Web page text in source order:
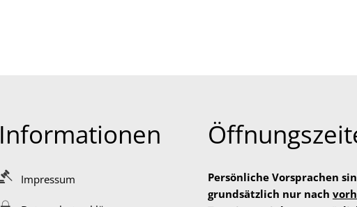
Informationen
Impressum
Persönliche Vorsprachen
grundsätzlich nur nach